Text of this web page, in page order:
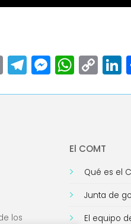
EmailTelegram
los
El COMT
Qué es el
Junta de
El equipo